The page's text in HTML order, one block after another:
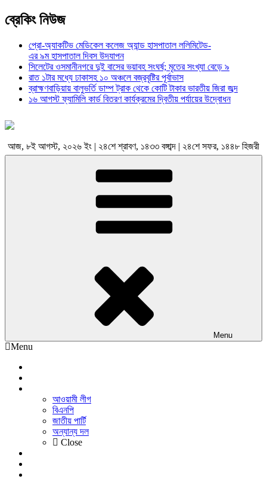
ব্রেকিং নিউজ
প্রো-অ্যাকটিভ মেডিকেল কলেজ অ্যান্ড হাসপাতাল ললিমিটেড-
এর ৯ম হাসপাতাল দিবস উদযাপন
সিলেটের ওসমানীনগরে দুই বাসের ভয়াবহ সংঘর্ষ; মৃতের সংখ্যা বেড়ে ৯
রাত ১টার মধ্যে ঢাকাসহ ১০ অঞ্চলে বজ্রবৃষ্টির পূর্বাভাস
ব্রাহ্মণবাড়িয়ায় বালুভর্তি ডাম্প ট্রাক থেকে কোটি টাকার ভারতীয় জিরা জব্দ
১৬ আগস্ট ফ্যামিলি কার্ড বিতরণ কার্যক্রমের দ্বিতীয় পর্যায়ের উদ্বোধন
আজ, ৮ই আগস্ট, ২০২৬ ইং | ২৪শে শ্রাবণ, ১৪৩৩ বঙ্গাব্দ | ২৪শে সফর, ১৪৪৮ হিজরী
Menu
Menu
আওয়ামী লীগ
বিএনপি
জাতীয় পার্টি
অন্যান্য দল
Close